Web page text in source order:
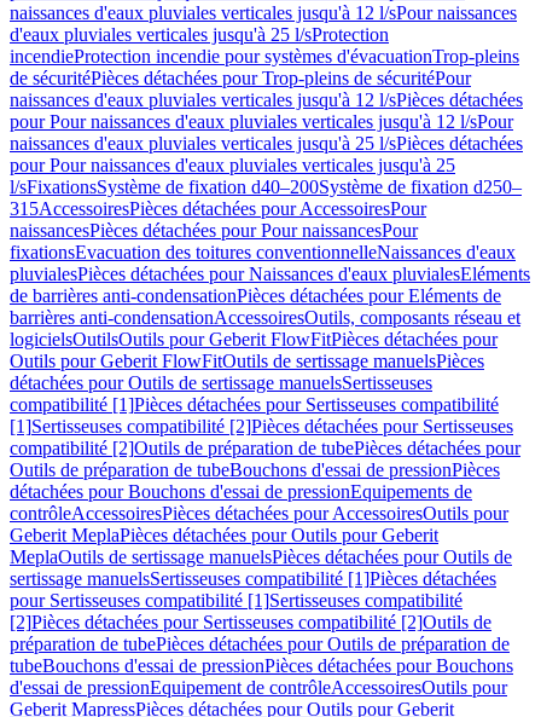
naissances d'eaux pluviales verticales jusqu'à 12 l/sPour naissances
d'eaux pluviales verticales jusqu'à 25 l/sProtection
incendieProtection incendie pour systèmes d'évacuationTrop-pleins
de sécuritéPièces détachées pour Trop-pleins de sécuritéPour
naissances d'eaux pluviales verticales jusqu'à 12 l/sPièces détachées
pour Pour naissances d'eaux pluviales verticales jusqu'à 12 l/sPour
naissances d'eaux pluviales verticales jusqu'à 25 l/sPièces détachées
pour Pour naissances d'eaux pluviales verticales jusqu'à 25
l/sFixationsSystème de fixation d40–200Système de fixation d250–
315AccessoiresPièces détachées pour AccessoiresPour
naissancesPièces détachées pour Pour naissancesPour
fixationsEvacuation des toitures conventionnelleNaissances d'eaux
pluvialesPièces détachées pour Naissances d'eaux pluvialesEléments
de barrières anti-condensationPièces détachées pour Eléments de
barrières anti-condensationAccessoiresOutils, composants réseau et
logicielsOutilsOutils pour Geberit FlowFitPièces détachées pour
Outils pour Geberit FlowFitOutils de sertissage manuelsPièces
détachées pour Outils de sertissage manuelsSertisseuses
compatibilité [1]Pièces détachées pour Sertisseuses compatibilité
[1]Sertisseuses compatibilité [2]Pièces détachées pour Sertisseuses
compatibilité [2]Outils de préparation de tubePièces détachées pour
Outils de préparation de tubeBouchons d'essai de pressionPièces
détachées pour Bouchons d'essai de pressionEquipements de
contrôleAccessoiresPièces détachées pour AccessoiresOutils pour
Geberit MeplaPièces détachées pour Outils pour Geberit
MeplaOutils de sertissage manuelsPièces détachées pour Outils de
sertissage manuelsSertisseuses compatibilité [1]Pièces détachées
pour Sertisseuses compatibilité [1]Sertisseuses compatibilité
[2]Pièces détachées pour Sertisseuses compatibilité [2]Outils de
préparation de tubePièces détachées pour Outils de préparation de
tubeBouchons d'essai de pressionPièces détachées pour Bouchons
d'essai de pressionEquipement de contrôleAccessoiresOutils pour
Geberit MapressPièces détachées pour Outils pour Geberit